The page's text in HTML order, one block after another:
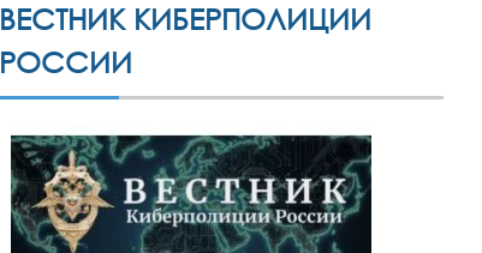
ВЕСТНИК КИБЕРПОЛИЦИИ
РОССИИ